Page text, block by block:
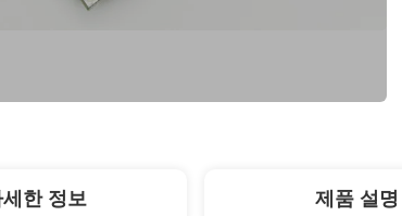
한 정보 제품 설명